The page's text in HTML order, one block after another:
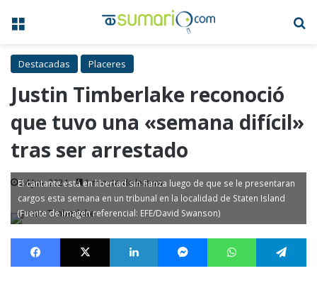
Menú
Destacadas Placeres
Justin Timberlake reconoció
que tuvo una «semana difícil»
tras ser arrestado
24 Jun, 2024 1 minuto de lectura
El cantante está en libertad sin fianza luego de que se le presentaran
cargos esta semana en un tribunal en la localidad de Staten Island
(Fuente de imagen referencial: EFE/David Swanson)
Facebook X LinkedIn MessengerWhatsApp